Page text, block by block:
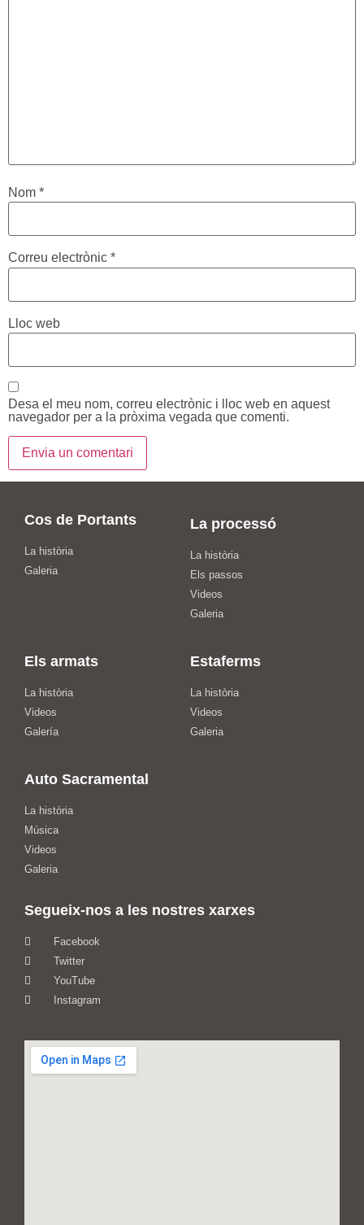
Nom *
Correu electrònic *
Lloc web
Desa el meu nom, correu electrònic i lloc web en aquest
navegador per a la pròxima vegada que comenti.
Cos de Portants
La història
Galeria
La processó
La història
Els passos
Videos
Galeria
Els armats
La història
Videos
Galería
Estaferms
La història
Videos
Galeria
Auto Sacramental
La història
Música
Videos
Galeria
Segueix-nos a les nostres xarxes
Facebook
Twitter
YouTube
Instagram